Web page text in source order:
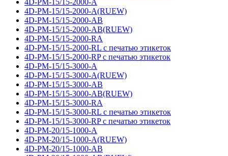
4D-PM-15/15-2000-A
4D-PM-15/15-2000-A(RUEW)
4D-PM-15/15-2000-AB
4D-PM-15/15-2000-AB(RUEW)
4D-PM-15/15-2000-RA
4D-PM-15/15-2000-RL с печатью этикеток
4D-PM-15/15-2000-RP с печатью этикеток
4D-PM-15/15-3000-A
4D-PM-15/15-3000-A(RUEW)
4D-PM-15/15-3000-AB
4D-PM-15/15-3000-AB(RUEW)
4D-PM-15/15-3000-RA
4D-PM-15/15-3000-RL с печатью этикеток
4D-PM-15/15-3000-RP с печатью этикеток
4D-PM-20/15-1000-A
4D-PM-20/15-1000-A(RUEW)
4D-PM-20/15-1000-AB